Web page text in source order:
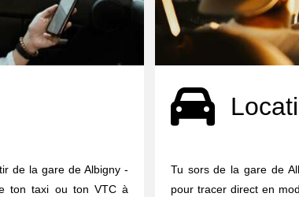
de la gare de Albigny -
ton taxi ou ton VTC à
Tu sors de la gare de
pour tracer direct en